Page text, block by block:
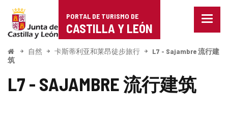
Portal
de
Turismo
de
Castilla
PORTAL DE TURISMO DE
CASTILLA Y LEÓN
菜
关
开
始
自然 卡斯蒂利亚和莱昂徒步旅行
L7 - Sajambre 流行建
筑
L7 - SAJAMBRE 流行建筑